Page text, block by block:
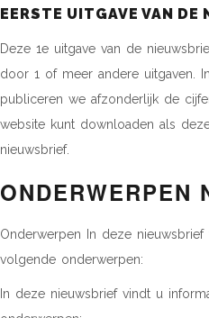
EERSTE UITGAVE VAN DE
Deze 1e uitgave van de
door 1 of meer andere uitgaven.
publiceren we afzonderlijk de
website kunt downloaden als
nieuwsbrief.
ONDERWERPEN
Onderwerpen In deze
volgende onderwerpen:
In deze nieuwsbrief vindt u